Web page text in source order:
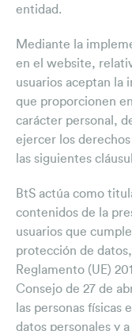
Notícies & Media
BtS
Clipping
Novetats
Butlletí de
Vídeos
Contacte
entidad.
Mediante la
en el website,
usuarios aceptan la
que proporcionen
carácter personal,
ejercer los
las siguientes
BtS actúa como
contenidos de la
usuarios que
protección de
Reglamento (UE)
Consejo de 27 de
las personas
datos personales y